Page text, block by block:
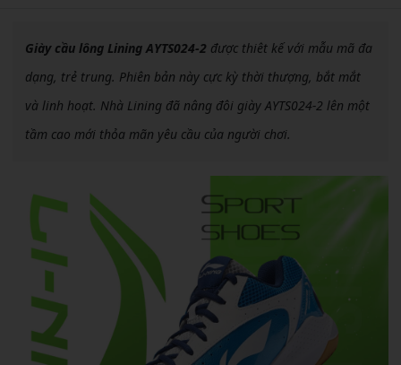
Giày cầu lông Lining AYTS024-2 được thiêt kế với mẫu mã đa
dạng, trẻ trung. Phiên bản này cực kỳ thời thượng, bắt mắt
và linh hoạt. Nhà Lining đã nâng đôi giày AYTS024-2 lên một
tầm cao mới thỏa mãn yêu cầu của người chơi.